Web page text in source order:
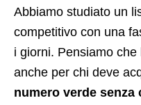
Abbiamo studiato un
competitivo con una
i giorni. Pensiamo
anche per chi deve
numero verde senza